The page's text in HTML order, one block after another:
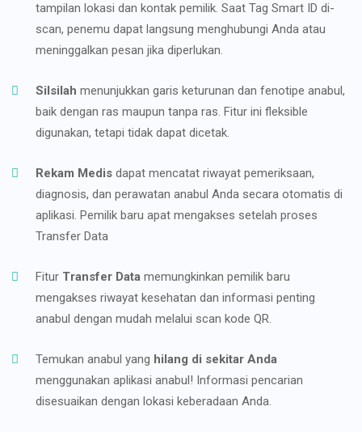
tampilan lokasi dan kontak pemilik. Saat Tag Smart ID di-
scan, penemu dapat langsung menghubungi Anda atau
meninggalkan pesan jika diperlukan.
Silsilah menunjukkan garis keturunan dan fenotipe anabul,
baik dengan ras maupun tanpa ras. Fitur ini fleksible
digunakan, tetapi tidak dapat dicetak.
Rekam Medis dapat mencatat riwayat pemeriksaan,
diagnosis, dan perawatan anabul Anda secara otomatis di
aplikasi. Pemilik baru apat mengakses setelah proses
Transfer Data
Fitur Transfer Data memungkinkan pemilik baru
mengakses riwayat kesehatan dan informasi penting
anabul dengan mudah melalui scan kode QR.
Temukan anabul yang hilang di sekitar Anda
menggunakan aplikasi anabul! Informasi pencarian
disesuaikan dengan lokasi keberadaan Anda.